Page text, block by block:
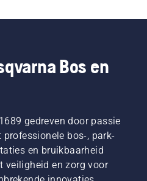
Bos en
gedreven door passie
bos-, park-
en bruikbaarheid
veiligheid en zorg voor